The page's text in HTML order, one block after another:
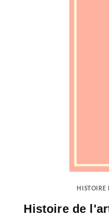
HISTOIRE
Histoire de